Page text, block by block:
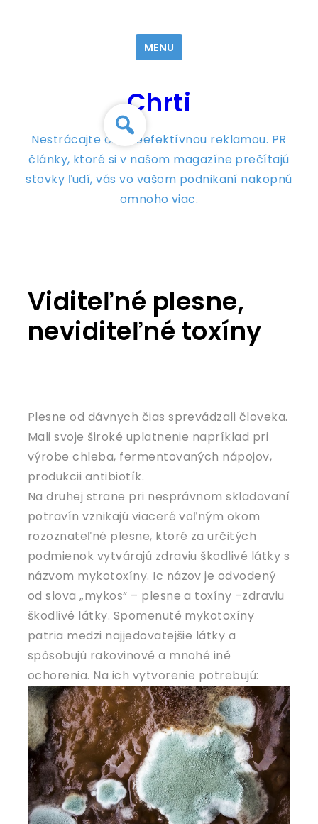
MENU
Chrti
Nestrácajte čas neefektívnou reklamou. PR
články, ktoré si v našom magazíne prečítajú
stovky ľudí, vás vo vašom podnikaní nakopnú
omnoho viac.
Viditeľné plesne,
neviditeľné toxíny
Plesne od dávnych čias sprevádzali človeka.
Mali svoje široké uplatnenie napríklad pri
výrobe chleba, fermentovaných nápojov,
produkcii antibiotík.
Na druhej strane pri nesprávnom skladovaní
potravín vznikajú viaceré voľným okom
rozoznateľné plesne, ktoré za určitých
podmienok vytvárajú zdraviu škodlivé látky s
názvom mykotoxíny. Ic názov je odvodený
od slova „mykos“ – plesne a toxíny –zdraviu
škodlivé látky. Spomenuté mykotoxíny
patria medzi najjedovatejšie látky a
spôsobujú rakovinové a mnohé iné
ochorenia. Na ich vytvorenie potrebujú: